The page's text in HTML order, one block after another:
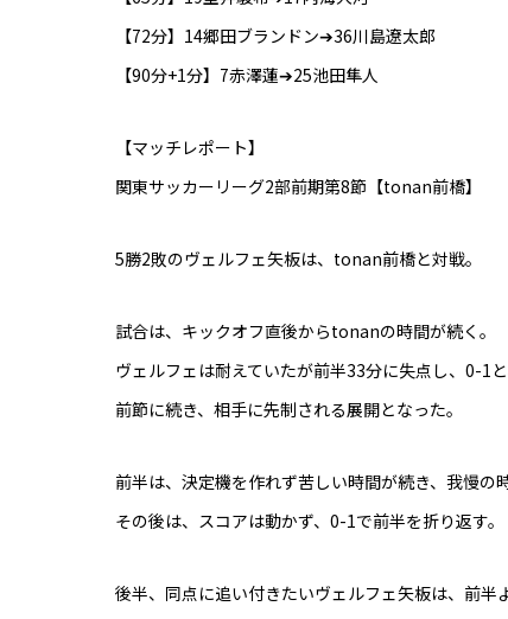
【72分】14郷田ブランドン➔36川島遼太郎
【90分+1分】7赤澤蓮➔25池田隼人
【マッチレポート】
関東サッカーリーグ2部前期第8節【tonan前橋】
5勝2敗のヴェルフェ矢板は、tonan前橋と対戦。
試合は、キックオフ直後からtonanの時間が続く。
ヴェルフェは耐えていたが前半33分に失点し、0-1
前節に続き、相手に先制される展開となった。
前半は、決定機を作れず苦しい時間が続き、我慢の
その後は、スコアは動かず、0-1で前半を折り返す。
後半、同点に追い付きたいヴェルフェ矢板は、前半